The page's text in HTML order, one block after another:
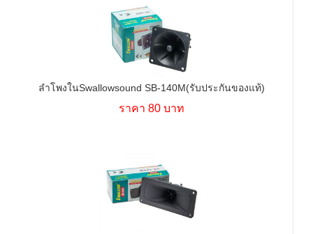
ลำโพงในSwallowsound SB-140M(รับประกันของแท้)
ราคา 80 บาท